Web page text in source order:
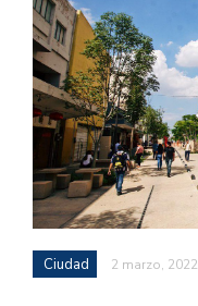
Ciudad 2 marzo, 2022